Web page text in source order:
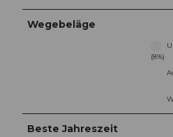
Wegebeläge
(8%)
Beste Jahreszeit